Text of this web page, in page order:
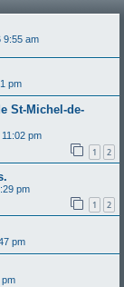
9:55 am
pm
St-Michel-de-
pm
1 2
pm
1 2
pm
pm